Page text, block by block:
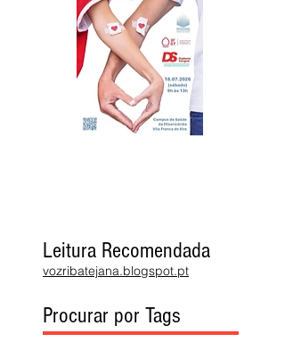
Leitura Recomendada
vozribatejana.blogspot.pt
Procurar por Tags